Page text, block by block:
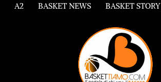
A2
BASKET NEWS BASKET STORY